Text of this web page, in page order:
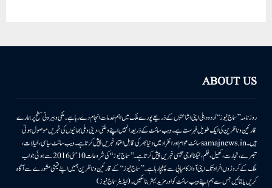
ABOUT US
روزنامہ ’’سماج نیوز‘‘ اُردو دہلی اپنی اشاعتوں کے ذریعے پورے ملک میں اہم خدمات انجام دے رہا ہے۔ ملکی وبیرونی سطح پر ہمارے
قارئین وناظرین کی ایک طویل فہرست ہے۔ ویب سائٹ کے ذریعہ انہیں اپنے وطنی، دینی وملی بھائیوں کی خبریں موصول ہوتی
ہیں۔samajnews.inسائٹ عوام اور انفراد میں دنیا بھر کی قابل اعتماد خبریں پیش کرتا ہے۔ ویب سائٹ سیاسی، خیالات،
تبصرے، تجارت، کھیل، فلم، ٹیکنالوجی جیسی خبریں پیش کرتا ہے۔ ’’سماج نیوز‘‘ کی شروعات 10مئی 2016 سے ہوئی جو اب
ملک کے کروڑوں افراد تک اپنی آواز کامیابی سے پہنچا رہا ہے۔ ’’سماج نیوز‘‘ کے قارئین وناظرین ہمیں اپنے قیمتی مشورے سے آگاہ
کریں یا بتائیں جس سے ہم اپنے ویب سائٹ کو اور مزید بہتر بناسکیں۔ (ایڈیٹر سماج نیوز)